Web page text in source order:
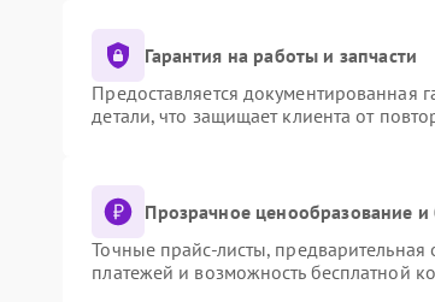
Гарантия на работы и запчасти
Предоставляется документированная
детали, что защищает клиента от
Прозрачное ценообразование и
Точные прайс-листы, предварительная
платежей и возможность бесплатной